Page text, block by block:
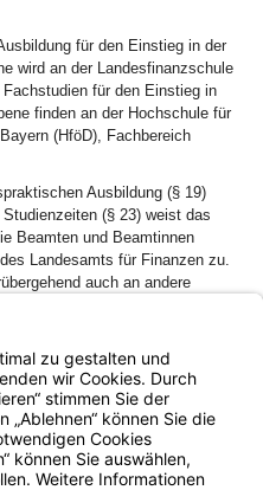
für den Einstieg in der
wird an der Landesfinanzschule
Fachstudien für den Einstieg in
finden an der Hochschule für
(HföD), Fachbereich
Ausbildung (§ 19)
(§ 23) weist das
Beamten und Beamtinnen
Landesamts für Finanzen zu.
auch an andere
Ausbildungsstellen
und Durchführung der
zusammen.